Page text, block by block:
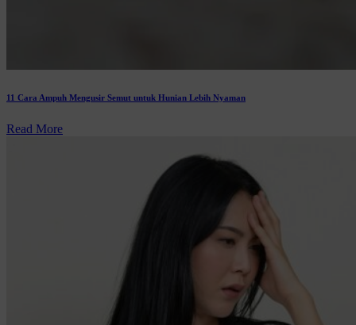
11 Cara Ampuh Mengusir Semut untuk Hunian Lebih Nyaman
Read More